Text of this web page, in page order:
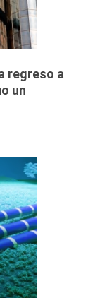
regreso a
un